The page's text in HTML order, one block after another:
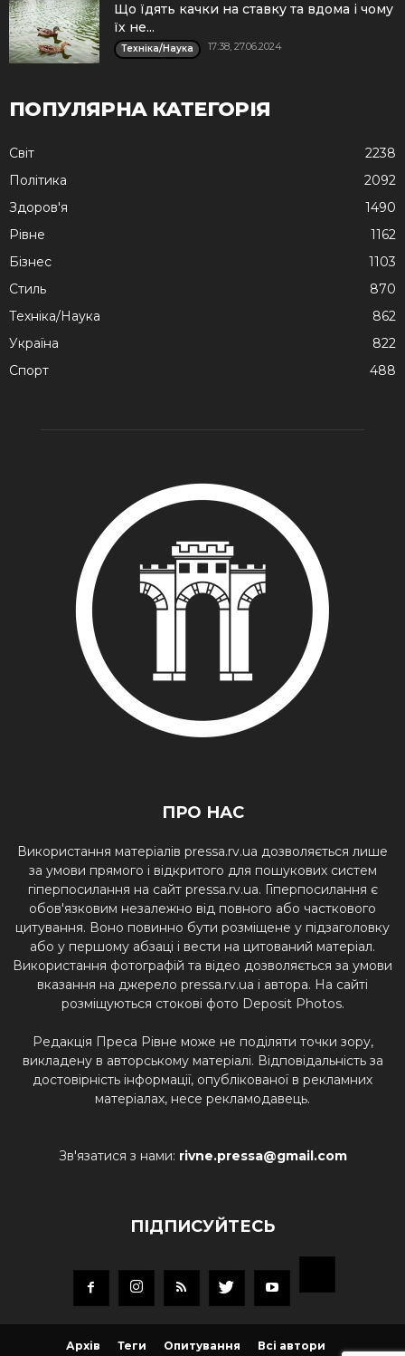
Що їдять качки на ставку та вдома і чому
їх не...
Техніка/Наука 17:38, 27.06.2024
ПОПУЛЯРНА КАТЕГОРІЯ
Cвіт
2238
Політика
2092
Здоров'я
1490
Рівне
1162
Бізнес
1103
Стиль
870
Техніка/Наука
862
Україна
822
Спорт
488
ПРО НАС
Використання матеріалів pressa.rv.ua дозволяється лише
за умови прямого і відкритого для пошукових систем
гіперпосилання на сайт pressa.rv.ua. Гіперпосилання є
обов'язковим незалежно від повного або часткового
цитування. Воно повинно бути розміщене у підзаголовку
або у першому абзаці і вести на цитований матеріал.
Використання фотографій та відео дозволяється за умови
вказання на джерело pressa.rv.ua і автора. На сайті
розміщуються стокові фото Deposit Photos.
Редакція Преса Рівне може не поділяти точки зору,
викладену в авторському матеріалі. Відповідальність за
достовірність інформації, опублікованої в рекламних
матеріалах, несе рекламодавець.
Зв'язатися з нами: rivne.pressa@gmail.com
ПІДПИСУЙТЕСЬ
Архів Теги Опитування Всі автори